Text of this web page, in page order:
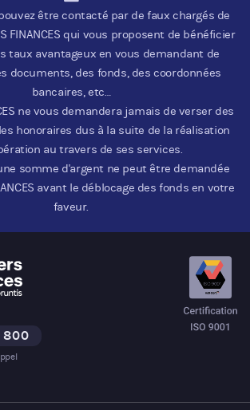
être contacté par de faux chargés de
FINANCES qui vous proposent de bénéficier
taux avantageux en vous demandant de
documents, des fonds, des coordonnées
bancaires, etc…
ne vous demandera jamais de verser des
honoraires dus à la suite de la réalisation
au travers de ses services.
somme d'argent ne peut être demandée
avant le déblocage des fonds en votre
faveur.